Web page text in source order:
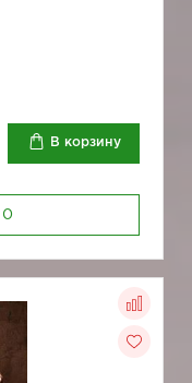
В корзину
0